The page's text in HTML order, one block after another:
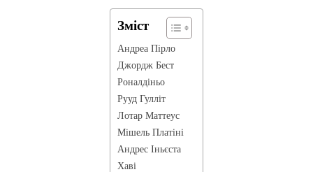
Зміст
Андреа Пірло
Джордж Бест
Роналдіньо
Рууд Гулліт
Лотар Маттеус
Мішель Платіні
Андрес Іньєста
Хаві